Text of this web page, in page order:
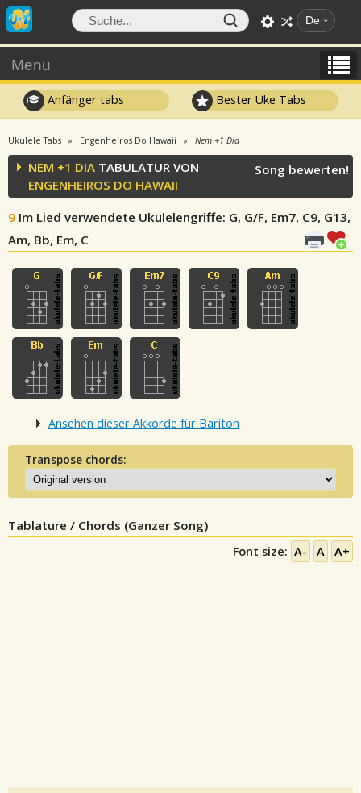
De
Menu
Anfänger tabs Bester Uke Tabs
Ukulele Tabs Engenheiros Do Hawaii Nem +1 Dia
NEM +1 DIA TABULATUR VON
ENGENHEIROS DO HAWAII
9 Im Lied verwendete Ukulelengriffe: G, G/F, Em7, C9, G13,
Am, Bb, Em, C
Song bewerten!
Ansehen dieser Akkorde für Bariton
Transpose chords:
Tablature / Chords (Ganzer Song)
Font size: A- A A+